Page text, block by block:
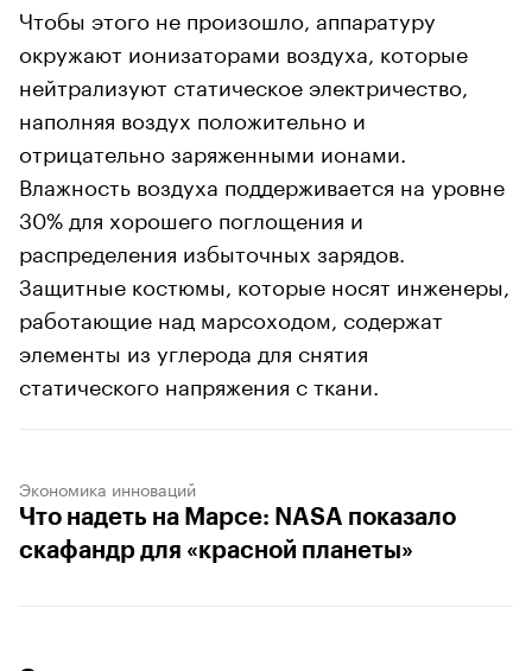
Чтобы этого не произошло, аппаратуру
окружают ионизаторами воздуха, которые
нейтрализуют статическое электричество,
наполняя воздух положительно и
отрицательно заряженными ионами.
Влажность воздуха поддерживается на уровне
30% для хорошего поглощения и
распределения избыточных зарядов.
Защитные костюмы, которые носят инженеры,
работающие над марсоходом, содержат
элементы из углерода для снятия
статического напряжения с ткани.
Экономика инноваций
Что надеть на Марсе: NASA показало
скафандр для «красной планеты»